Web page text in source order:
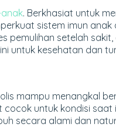
. Berkhasiat untuk
sistem imun
pemulihan setelah sakit,
untuk kesehatan dan
mampu menangkal
untuk kondisi saat
secara alami dan